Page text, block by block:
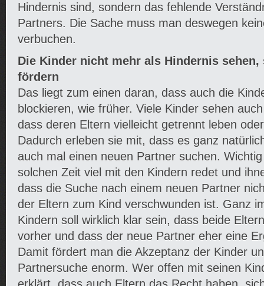
Hindernis sind, sondern das fehlende
Partners. Die Sache muss man deswegen
verbuchen.
Die Kinder nicht mehr als Hindernis sehen,
fördern
Das liegt zum einen daran, dass auch die
blockieren, wie früher. Viele Kinder sehen
dass deren Eltern vielleicht getrennt leben
Dadurch erleben sie mit, dass es ganz
auch mal einen neuen Partner suchen.
solchen Zeit viel mit den Kindern redet und
dass die Suche nach einem neuen Partner
der Eltern zum Kind verschwunden ist. Ganz
Kindern soll wirklich klar sein, dass beide
vorher und dass der neue Partner eher eine
Damit fördert man die Akzeptanz der Kinder
Partnersuche enorm. Wer offen mit seinen